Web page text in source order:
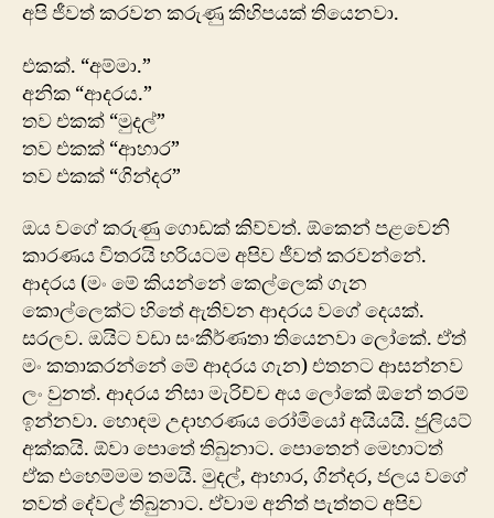
අපි ජීවත් කරවන කරුණු කිහිපයක් තියෙනවා.
එකක්. “අම්මා.”
අනික “ආදරය.”
තව එකක් “මුදල්”
තව එකක් “ආහාර”
තව එකක් “ගින්දර”
ඔය වගේ කරුණු ගොඩක් කිව්වත්. ඕකෙන් පළවෙනි
කාරණය විතරයි හරියටම අපිව ජීවත් කරවන්නේ.
ආදරය (මං මේ කියන්නේ කෙල්ලෙක් ගැන
කොල්ලෙක්ට හිතේ ඇතිවන ආදරය ව‍ගේ දෙයක්.
සරලව. ඔයිට වඩා සංකීර්ණතා තියෙනවා ලෝකේ. ඒත්
මං කතාකරන්නේ මේ ආදරය ගැන) එතනට ආසන්නව
ලං වුනත්. ආදරය නිසා මැරිච්ච අය ලෝකේ ඕනේ තරම්
ඉන්නවා. හොඳම උදාහරණය රෝමියෝ අයියයි. ජුලියට්
අක්කයි. ඕවා පොතේ තිබුනාට. පොතෙන් මෙහාටත්
ඒක එහෙම්මම තමයි. මුදල්, ආහාර, ගින්දර, ජලය වගේ
තවත් දේවල් තිබුනාට. ඒවාම අනිත් පැත්තට අපිව